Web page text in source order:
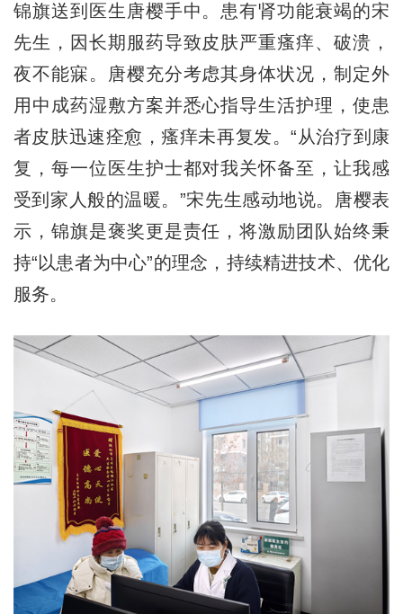
锦旗送到医生唐樱手中。患有肾功能衰竭的宋
先生，因长期服药导致皮肤严重瘙痒、破溃，
夜不能寐。唐樱充分考虑其身体状况，制定外
用中成药湿敷方案并悉心指导生活护理，使患
者皮肤迅速痊愈，瘙痒未再复发。“从治疗到康
复，每一位医生护士都对我关怀备至，让我感
受到家人般的温暖。”宋先生感动地说。唐樱表
示，锦旗是褒奖更是责任，将激励团队始终秉
持“以患者为中心”的理念，持续精进技术、优化
服务。